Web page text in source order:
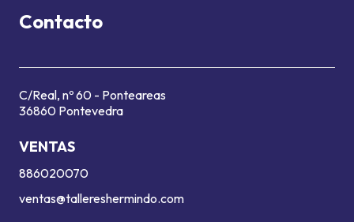
Contacto
C/Real, nº 60 - Ponteareas
36860 Pontevedra
VENTAS
886020070
ventas@tallereshermindo.com